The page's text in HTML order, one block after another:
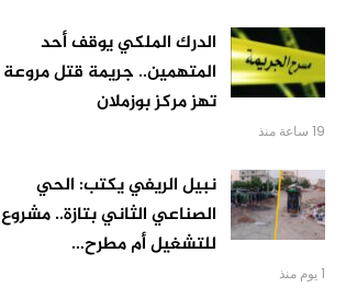
الدرك الملكي يوقف أحد
المتهمين.. جريمة قتل مروعة
تهز مركز بوزملان
19 ساعة منذ
نبيل الريفي يكتب: الحي
الصناعي الثاني بتازة.. مشروع
للتشغيل أم مطرح…
1 يوم منذ